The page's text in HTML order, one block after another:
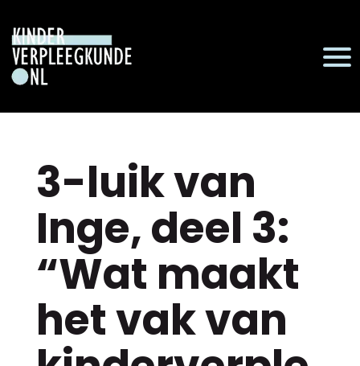
3-luik van
Inge, deel 3:
“Wat maakt
het vak van